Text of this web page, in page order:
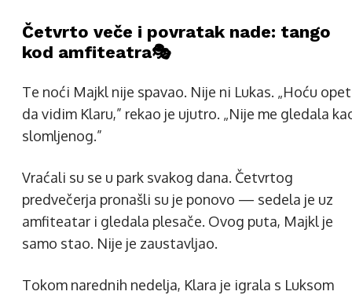
Četvrto veče i povratak nade: tango
kod amfiteatra🎭
Te noći Majkl nije spavao. Nije ni Lukas. „Hoću opet
da vidim Klaru,” rekao je ujutro. „Nije me gledala
slomljenog.”
Vraćali su se u park svakog dana. Četvrtog
predvečerja pronašli su je ponovo — sedela je uz
amfiteatar i gledala plesače. Ovog puta, Majkl je
samo stao. Nije je zaustavljao.
Tokom narednih nedelja, Klara je igrala s Luksom